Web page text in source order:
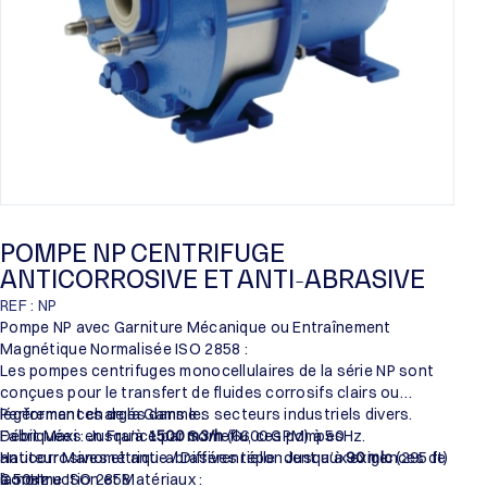
POMPE NP CENTRIFUGE
ANTICORROSIVE ET ANTI-ABRASIVE
REF : NP
Pompe NP avec Garniture Mécanique ou Entraînement
Magnétique Normalisée ISO 2858 :
Les pompes centrifuges monocellulaires de la série NP sont
conçues pour le transfert de fluides corrosifs clairs ou
légèrement chargés dans les secteurs industriels divers.
Fabriquées en France par Someflu, ces pompes
anticorrosives et anti-abrasives répondent aux exigences de
la norme ISO 2858.
Performances de la Gamme :
Débit Maxi : Jusqu’à1500 m3/h(6600 GPM) à 50Hz.
Hauteur Manométrique / Différentielle : Jusqu’à90 mlc(295 ft)
à 50Hz.
Construction et Matériaux :